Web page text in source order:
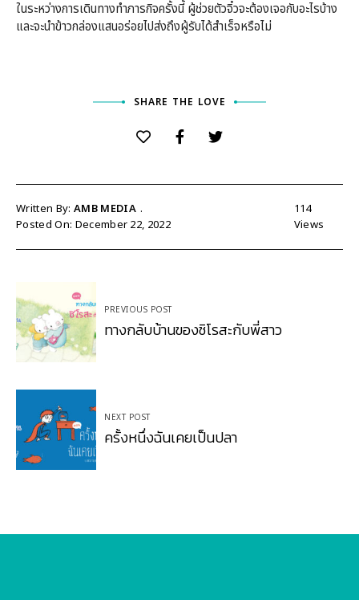
ในระหว่างการเดินทางทำภารกิจครั้งนี้ ผู้ช่วยตัวจิ๋วจะต้องเจอกับอะไรบ้าง
และจะนำข้าวกล่องแสนอร่อยไปส่งถึงผู้รับได้สำเร็จหรือไม่
SHARE THE LOVE
Written By: AMB MEDIA
Posted On: December 22, 2022
114
Views
Post
navigationPREVIOUS POST
ทางกลับบ้านของชิโรสะกับพี่สาว
NEXT POST
ครั้งหนึ่งฉันเคยเป็นปลา